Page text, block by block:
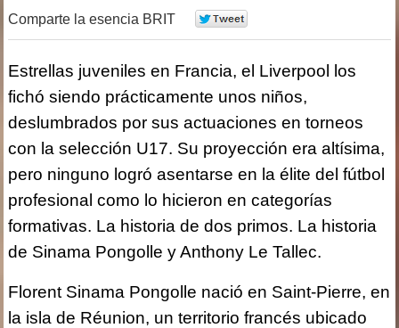
Comparte la esencia BRIT
Estrellas juveniles en Francia, el Liverpool los
fichó siendo prácticamente unos niños,
deslumbrados por sus actuaciones en torneos
con la selección U17. Su proyección era altísima,
pero ninguno logró asentarse en la élite del fútbol
profesional como lo hicieron en categorías
formativas. La historia de dos primos. La historia
de Sinama Pongolle y Anthony Le Tallec.
Florent Sinama Pongolle nació en Saint-Pierre, en
la isla de Réunion, un territorio francés ubicado